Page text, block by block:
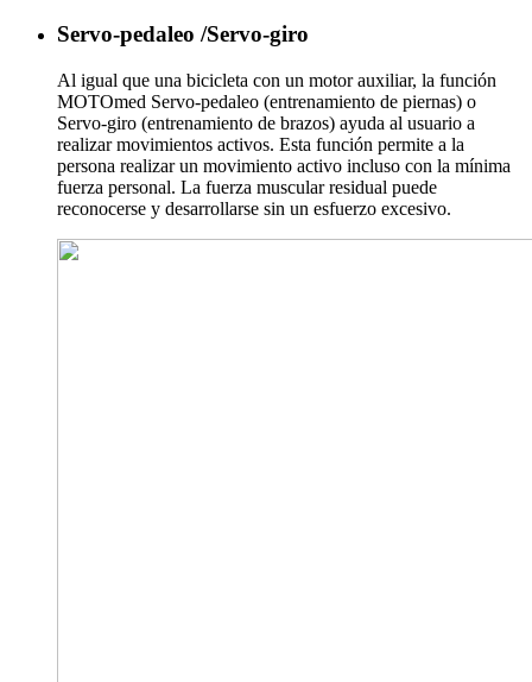
Servo-pedaleo /Servo-giro
Al igual que una bicicleta con un motor auxiliar, la función
MOTOmed Servo-pedaleo (entrenamiento de piernas) o
Servo-giro (entrenamiento de brazos) ayuda al usuario a
realizar movimientos activos. Esta función permite a la
persona realizar un movimiento activo incluso con la mínima
fuerza personal. La fuerza muscular residual puede
reconocerse y desarrollarse sin un esfuerzo excesivo.